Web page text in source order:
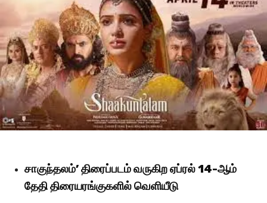
சாகுந்தலம்’ திரைப்படம் வருகிற ஏப்ரல் 14-ஆம்
தேதி திரையரங்குகளில் வெளியீடு